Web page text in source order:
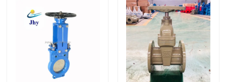
Producten
Over ons